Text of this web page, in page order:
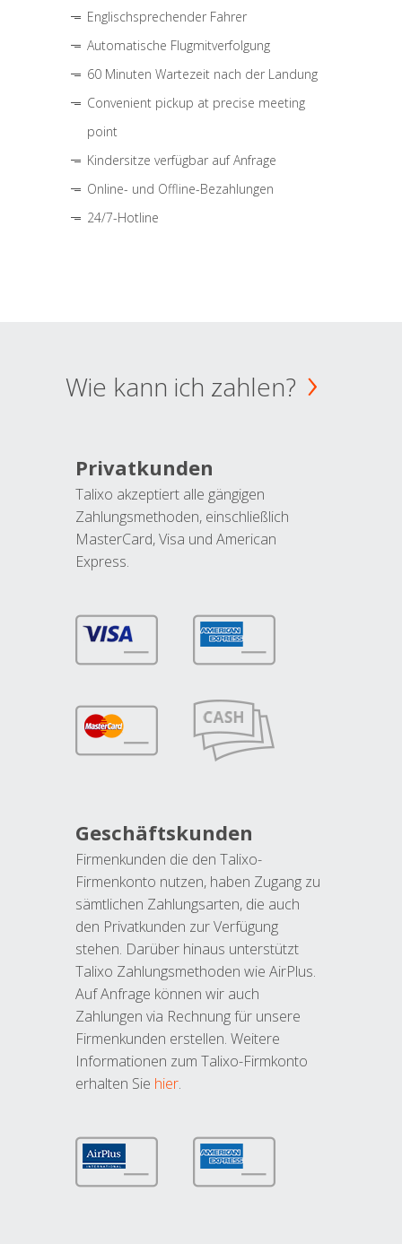
Englischsprechender Fahrer
Automatische Flugmitverfolgung
60 Minuten Wartezeit nach der Landung
Convenient pickup at precise meeting
point
Kindersitze verfügbar auf Anfrage
Online- und Offline-Bezahlungen
24/7-Hotline
Wie kann ich zahlen?
Privatkunden
Talixo akzeptiert alle gängigen
Zahlungsmethoden, einschließlich
MasterCard, Visa und American
Express.
Geschäftskunden
Firmenkunden die den Talixo-
Firmenkonto nutzen, haben Zugang zu
sämtlichen Zahlungsarten, die auch
den Privatkunden zur Verfügung
stehen. Darüber hinaus unterstützt
Talixo Zahlungsmethoden wie AirPlus.
Auf Anfrage können wir auch
Zahlungen via Rechnung für unsere
Firmenkunden erstellen. Weitere
Informationen zum Talixo-Firmkonto
erhalten Sie hier.